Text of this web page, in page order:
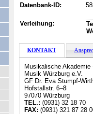
Datenbank-ID:
Verleihung:
KONTAKT
Musikalische
Musik Würzburg e.V.
GF Dr. Eva Stumpf-
Hofstallstr. 6–8
97070 Würzburg
TEL.: (0931) 32 18 70
FAX: (0931) 321 87 28